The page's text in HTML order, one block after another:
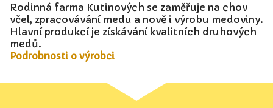
Rodinná farma Kutinových se zaměřuje na chov
včel, zpracovávání medu a nově i výrobu medoviny.
Hlavní produkcí je získávání kvalitních druhových
medů.
Podrobnosti o výrobci